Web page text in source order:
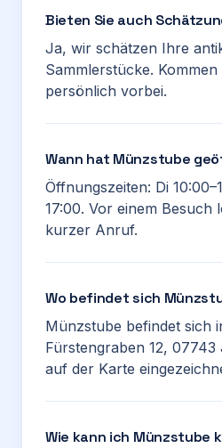
Bieten Sie auch
Ja, wir schätzen Ihre
Sammlerstücke. Kommen
persönlich vorbei.
Wann hat Münzstube
Öffnungszeiten: Di
17:00. Vor einem Besuch
kurzer Anruf.
Wo befindet sich
Münzstube befindet sich
Fürstengraben 12, 07743
auf der Karte
Wie kann ich Münzstube